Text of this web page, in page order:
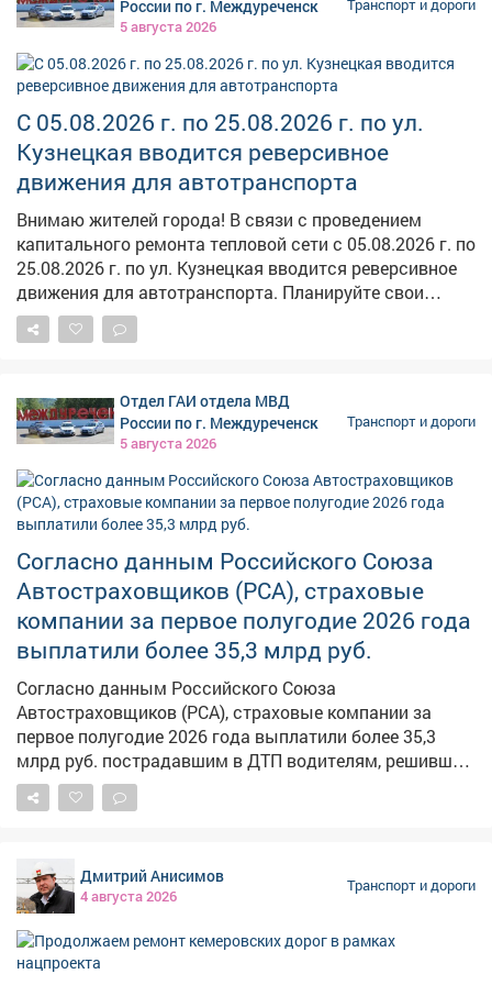
асфальтобетонного завода и плохим состоянием
доводы неубедительными. Компания знала о
закрытии завода ещё до подписания контракта, а акт
обследования дорог составила без заказчика, указав
всего три улицы из 110 запланированных. В УФАС
сочли это умышленным уклонением от обязательств.
Сведения о компании внесены в реестр
недобросовестных поставщиков, что фактически
закрывает ей доступ к госзакупкам в будущем.
России по г. Междуреченск
5 августа 2026
Транспорт и дороги
С 05.08.2026 г. по 25.08.2026 г. по ул.
Кузнецкая вводится реверсивное
движения для автотранспорта
Внимаю жителей города! В связи с проведением
капитального ремонта тепловой сети с 05.08.2026 г. по
25.08.2026 г. по ул. Кузнецкая вводится реверсивное
движения для автотранспорта. Планируйте свои
маршруты заранее, закладывайте дополнительное
время на дорогу и будьте предельно внимательными
Отдел ГАИ отдела МВД
России по г. Междуреченск
5 августа 2026
Транспорт и дороги
Согласно данным Российского Союза
Автостраховщиков (РСА), страховые
компании за первое полугодие 2026 года
выплатили более 35,3 млрд руб.
Согласно данным Российского Союза
Автостраховщиков (РСА), страховые компании за
первое полугодие 2026 года выплатили более 35,3
млрд руб. пострадавшим в ДТП водителям, решившим
оформить аварию без участия Госавтоинспекции
Подробнее в материале газеты «КоммерсантЪ»:
Дмитрий Анисимов
4 августа 2026
Транспорт и дороги